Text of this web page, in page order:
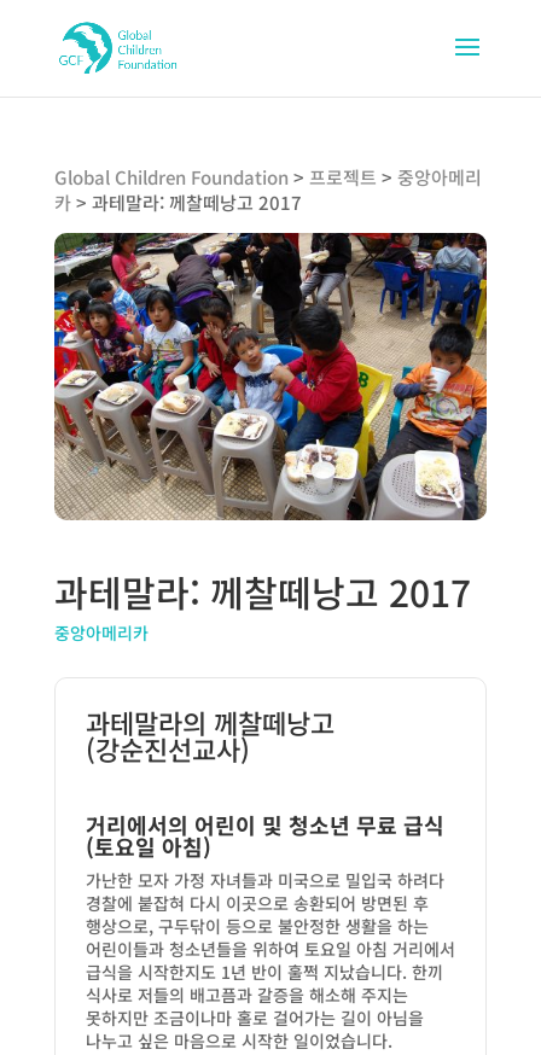
Global Children Foundation > 프로젝트 > 중앙아메리
카> 과테말라: 께찰떼낭고 2017
과테말라: 께찰떼낭고 2017
중앙아메리카
과테말라의 께찰떼낭고
(강순진선교사)
거리에서의 어린이 및 청소년 무료 급식
(토요일 아침)
가난한 모자 가정 자녀들과 미국으로 밀입국 하려다
경찰에 붙잡혀 다시 이곳으로 송환되어 방면된 후
행상으로, 구두닦이 등으로 불안정한 생활을 하는
어린이들과 청소년들을 위하여 토요일 아침 거리에서
급식을 시작한지도 1년 반이 훌쩍 지났습니다. 한끼
식사로 저들의 배고픔과 갈증을 해소해 주지는
못하지만 조금이나마 홀로 걸어가는 길이 아님을
나누고 싶은 마음으로 시작한 일이었습니다.